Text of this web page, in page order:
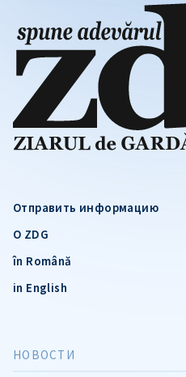
Отправить информацию
О ZDG
în Română
in English
НОВОСТИ